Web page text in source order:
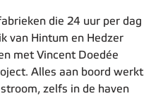
die 24 uur per dag
van Hintum en Hedzer
met Vincent Doedée
Alles aan boord werkt
zelfs in de haven